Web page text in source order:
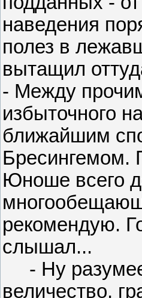
наведения
полез в
вытащил
- Между
избыточного
ближайшим
Бресингемом.
Юноше всего
рекомендую.
слышал...
- Ну
величество,